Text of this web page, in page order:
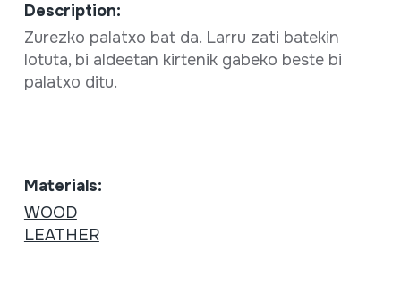
Description:
Zurezko palatxo bat da. Larru zati batekin
lotuta, bi aldeetan kirtenik gabeko beste bi
palatxo ditu.
Materials:
WOOD
LEATHER